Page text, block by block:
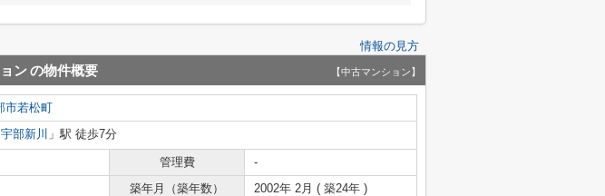
情報の見方
ンの物件概要 【中古マンション】
市若松町
宇部新川 」駅 徒歩7分
管理費
-
築年月（築年数） 2002年 2月 ( 築24年 )